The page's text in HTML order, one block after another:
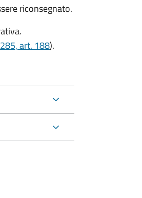
riconsegnato.
art. 188).